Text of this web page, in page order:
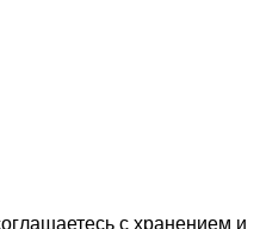
с хранением и